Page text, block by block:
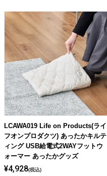
LCAWA019 Life on Products(ライ
フオンプロダクツ) あったかキルテ
ィング USB給電式2WAYフットウ
ォーマー あったかグッズ
¥4,928 税込